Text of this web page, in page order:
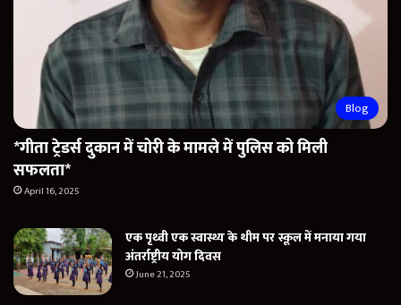
Blog
*गीता ट्रेडर्स दुकान में चोरी के मामले में पुलिस को मिली
सफलता*
April 16, 2025
एक पृथ्वी एक स्वास्थ्य के थीम पर स्कूल में मनाया गया
अंतर्राष्ट्रीय योग दिवस
June 21, 2025